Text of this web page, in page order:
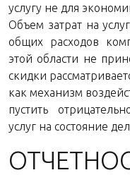
услу­гу не для
Объем за­трат на
общих рас­хо­дов
этой об­ла­сти не
скид­ки
как ме­ха­низм
пу­стить
услуг на со­сто­я­ние